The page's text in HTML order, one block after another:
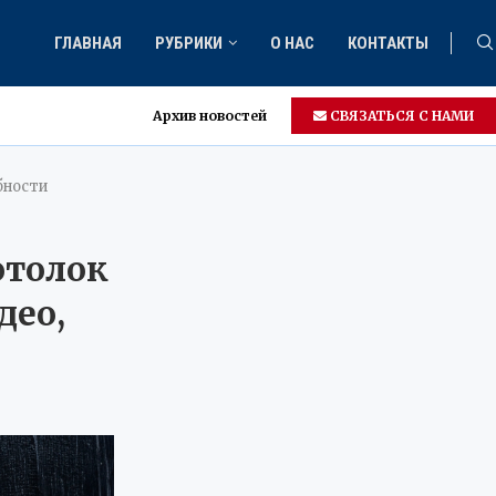
ГЛАВНАЯ РУБРИКИ О НАС КОНТАКТЫ
Архив новостей СВЯЗАТЬСЯ С НАМИ